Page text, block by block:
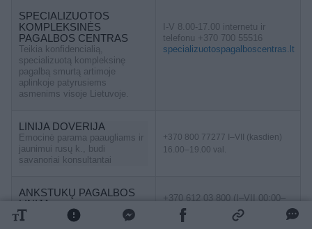
SPECIALIZUOTOS
KOMPLEKSINĖS
PAGALBOS CENTRAS
Teikia konfidencialią,
specializuotą kompleksinę
pagalbą smurtą artimoje
aplinkoje patyrusiems
asmenims visoje Lietuvoje.
I-V 8.00-17.00 internetu ir
telefonu +370 700 55516
specializuotospagalboscentras.lt
LINIJA DOVERIJA
Emocinė parama paaugliams ir
jaunimui rusų k., budi
savanoriai konsultantai
+370 800 77277 I–VII (kasdien)
16.00–19.00 val.
ANKSTUKŲ PAGALBOS
LINIJA
Nemokama psichologinė
+370 612 03 800 (I–VII 00:00–
24:00)
neisnesiotukas.lt